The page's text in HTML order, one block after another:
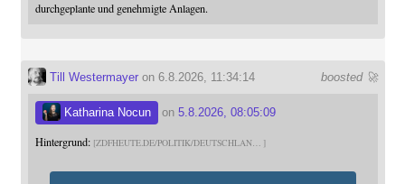
durchgeplante und genehmigte Anlagen.
boosted 🚀
Till Westermayeron 6.8.2026, 11:34:14
Katharina Nocun on 5.8.2026, 08:05:09
Hintergrund: ZDFHEUTE.DE/POLITIK/DEUTSCHLAN